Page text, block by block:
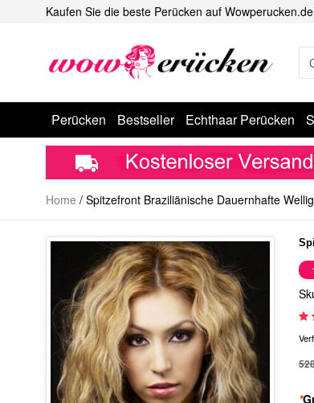
Kaufen Sie die beste Perücken auf
Perücken Bestseller Echthaar Perücken
Home / Spitzefront Braziliänische Dauernhafte
*